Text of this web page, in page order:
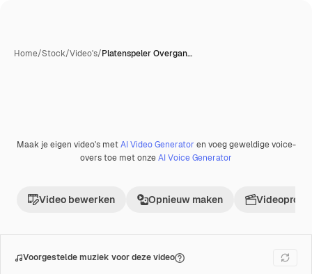
Home/Stock/Video's/Platenspeler Overgan…
Premium
Maak je eigen video's metAI Video Generator en voeg geweldige voice-
overs toe met onzeAI Voice Generator
Video bewerken Opnieuw maken
Voorgestelde muziek voor deze video